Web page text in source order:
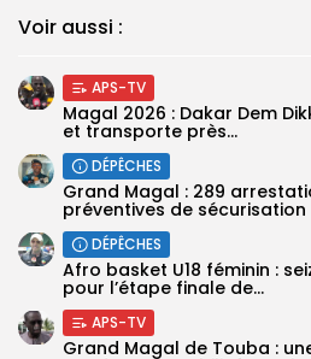
Voir aussi :
APS-TV
Magal 2026 : Dakar Dem
et transporte près...
DÉPÊCHES
Grand Magal : 289
préventives de sécurisation
DÉPÊCHES
‎Afro basket U18 féminin :
pour l’étape finale de...
APS-TV
Grand Magal de Touba :